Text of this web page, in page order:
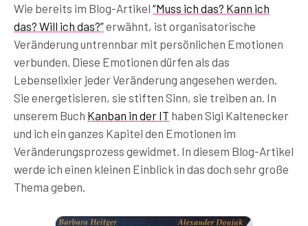
Wie bereits im Blog-Artikel “Muss ich das? Kann ich
das? Will ich das?”erwähnt, ist organisatorische
Veränderung untrennbar mit persönlichen Emotionen
verbunden. Diese Emotionen dürfen als das
Lebenselixier jeder Veränderung angesehen werden.
Sie energetisieren, sie stiften Sinn, sie treiben an. In
unserem Buch Kanban in der IT haben Sigi Kaltenecker
und ich ein ganzes Kapitel den Emotionen im
Veränderungsprozess gewidmet. In diesem Blog-Artikel
werde ich einen kleinen Einblick in das doch sehr große
Thema geben.